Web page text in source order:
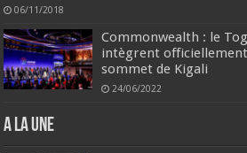
06/11/2018
Commonwealth : le
intègrent
sommet de Kigali
24/06/2022
A la une